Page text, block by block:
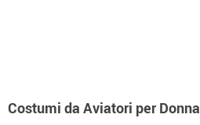
Costumi da Aviatori per Donna